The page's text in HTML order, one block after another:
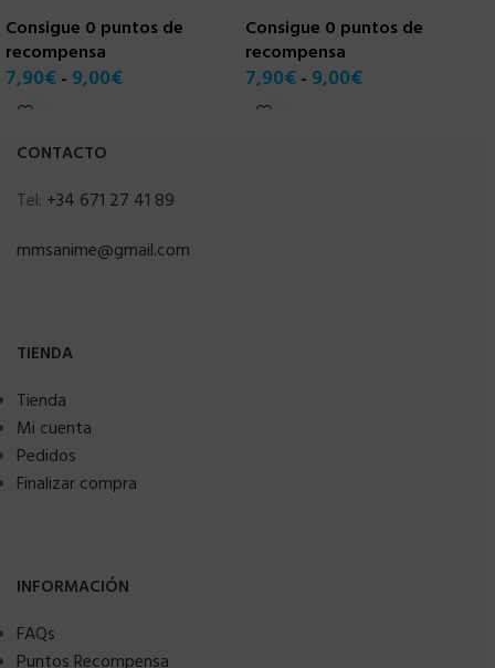
Consigue 0 puntos de
recompensa
7,90€- 9,00€
Consigue 0 puntos de
recompensa
7,90€ - 9,00€
CONTACTO
Tel: +34 671 27 41 89
mmsanime@gmail.com
TIENDA
Tienda
Mi cuenta
Pedidos
Finalizar compra
INFORMACIÓN
FAQs
Puntos Recompensa